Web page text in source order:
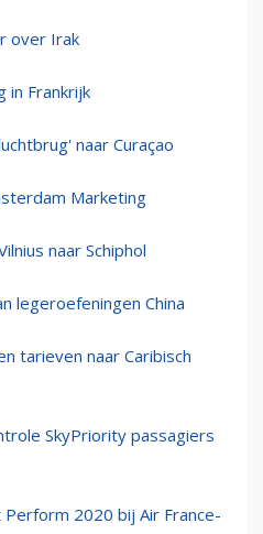
over Irak
in Frankrijk
naar Curaçao
Marketing
naar Schiphol
legeroefeningen China
tarieven naar Caribisch
SkyPriority passagiers
2020 bij Air France-